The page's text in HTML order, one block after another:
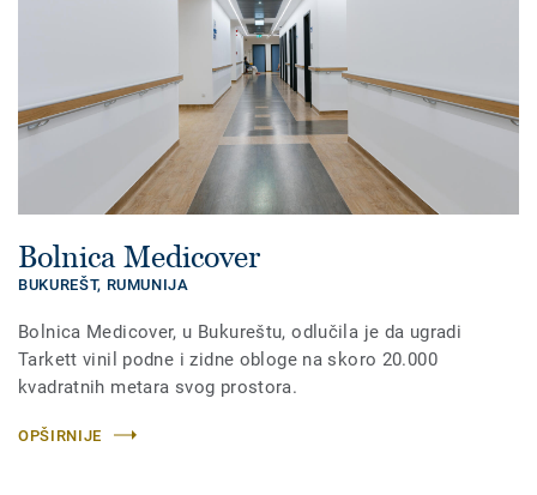
Bolnica Medicover
BUKUREŠT, RUMUNIJA
Bolnica Medicover, u Bukureštu, odlučila je da ugradi
Tarkett vinil podne i zidne obloge na skoro 20.000
kvadratnih metara svog prostora.
OPŠIRNIJE